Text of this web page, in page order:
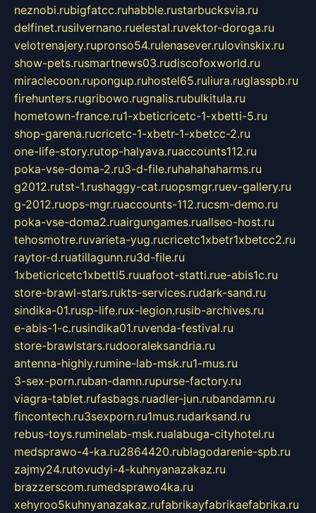
neznobi.rubigfatcc.ruhabble.rustarbucksvia.ru
delfinet.rusilvernano.ruelestal.ruvektor-doroga.ru
velotrenajery.rupronso54.rulenasever.rulovinskix.ru
show-pets.rusmartnews03.rudiscofoxworld.ru
miraclecoon.rupongup.ruhostel65.ruliura.ruglasspb.ru
firehunters.rugribowo.rugnalis.rubulkitula.ru
hometown-france.ru1-xbeticricetc-1-xbetti-5.ru
shop-garena.rucricetc-1-xbetr-1-xbetcc-2.ru
one-life-story.rutop-halyava.ruaccounts112.ru
poka-vse-doma-2.ru3-d-file.ruhahahaharms.ru
g2012.rutst-1.rushaggy-cat.ruopsmgr.ruev-gallery.ru
g-2012.ruops-mgr.ruaccounts-112.rucsm-demo.ru
poka-vse-doma2.ruairgungames.ruallseo-host.ru
tehosmotre.ruvarieta-yug.rucricetc1xbetr1xbetcc2.ru
raytor-d.ruatillagunn.ru3d-file.ru
1xbeticricetc1xbetti5.ruuafoot-statti.rue-abis1c.ru
store-brawl-stars.rukts-services.rudark-sand.ru
sindika-01.rusp-life.rux-legion.rusib-archives.ru
e-abis-1-c.rusindika01.ruvenda-festival.ru
store-brawlstars.rudooraleksandria.ru
antenna-highly.rumine-lab-msk.ru1-mus.ru
3-sex-porn.ruban-damn.rupurse-factory.ru
viagra-tablet.rufasbags.ruadler-jun.rubandamn.ru
fincontech.ru3sexporn.ru1mus.rudarksand.ru
rebus-toys.ruminelab-msk.rualabuga-cityhotel.ru
medsprawo-4-ka.ru2864420.rublagodarenie-spb.ru
zajmy24.rutovudyi-4-kuhnyanazakaz.ru
brazzerscom.rumedsprawo4ka.ru
xehyroo5kuhnyanazakaz.rufabrikayfabrikaefabrika.ru